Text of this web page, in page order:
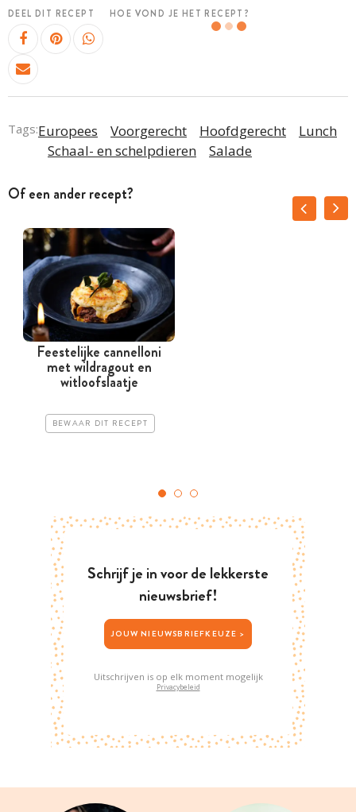
DEEL DIT RECEPT HOE VOND JE HET RECEPT?
Tags:Europees Voorgerecht Hoofdgerecht
Lunch
Schaal- en schelpdieren
Salade
Of een ander recept?
Feestelijke cannelloni
met wildragout en
witloofslaatje
BEWAAR DIT RECEPT
Schrijf je in voor de lekkerste
nieuwsbrief!
JOUW NIEUWSBRIEFKEUZE >
Uitschrijven is op elk moment mogelijk
Privacybeleid